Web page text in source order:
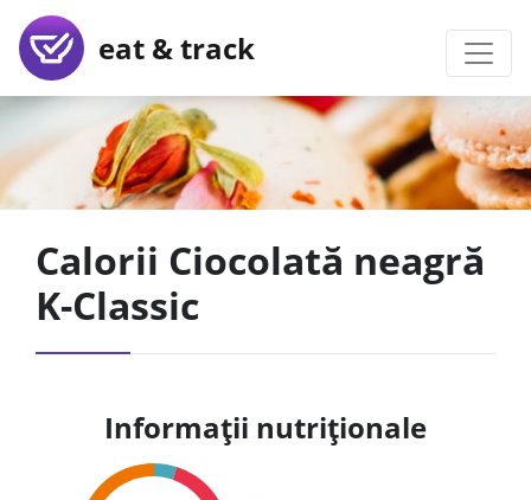
eat & track
Calorii Ciocolată neagră
K-Classic
Informații nutriționale